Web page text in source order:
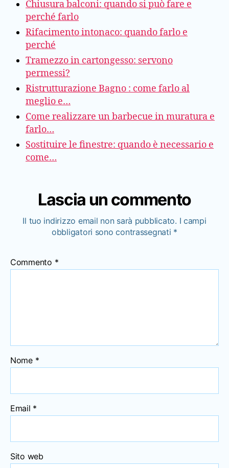
Chiusura balconi: quando si può fare e
perché farlo
Rifacimento intonaco: quando farlo e
perché
Tramezzo in cartongesso: servono
permessi?
Ristrutturazione Bagno : come farlo al
meglio e…
Come realizzare un barbecue in muratura e
farlo…
Sostituire le finestre: quando è necessario e
come…
Lascia un commento
Il tuo indirizzo email non sarà pubblicato. I campi
obbligatori sono contrassegnati *
Commento *
Nome *
Email *
Sito web